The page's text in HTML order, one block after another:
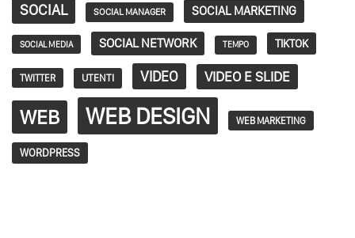
SOCIAL SOCIAL MANAGER SOCIAL MARKETING
SOCIAL MEDIA SOCIAL NETWORK TEMPO TIKTOK
TWITTER UTENTI VIDEO VIDEO E SLIDE
WEB WEB DESIGN WEB MARKETING
WORDPRESS